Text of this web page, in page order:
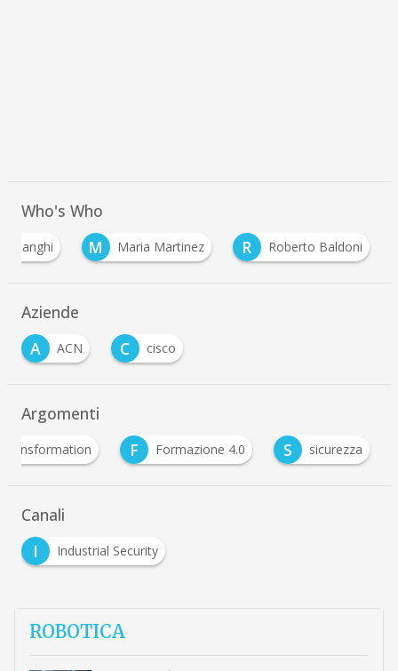
Who's Who
Manghi M Maria Martinez R Roberto Baldoni
Aziende
A
ACN C cisco
Argomenti
F Formazione 4.0 S sicurezza
Canali
I
Industrial Security
ROBOTICA